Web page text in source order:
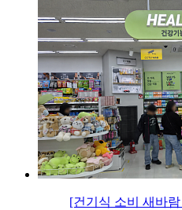
[건기식 소비 새바